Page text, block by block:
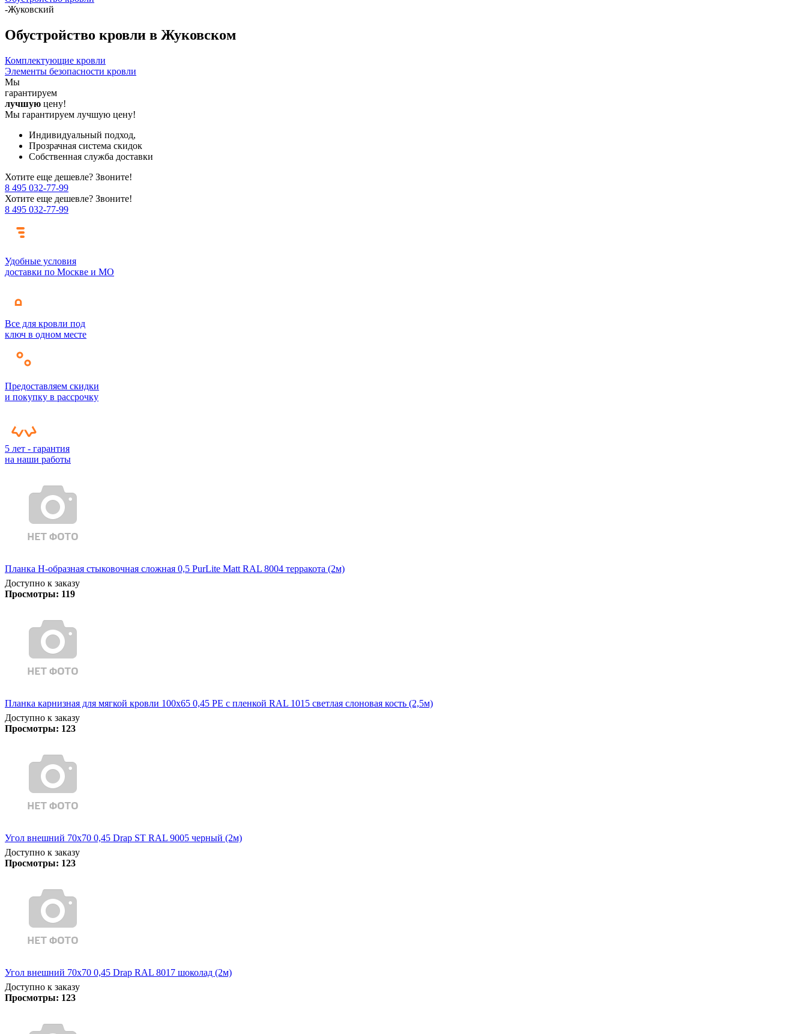
-Жуковский
Обустройство кровли в Жуковском
Комплектующие кровли
Элементы безопасности кровли
Мы
гарантируем
лучшую цену!
Мы гарантируем лучшую цену!
Индивидуальный подход,
Прозрачная система скидок
Собственная служба доставки
Хотите еще дешевле? Звоните!
8 495 032-77-99
Хотите еще дешевле? Звоните!
8 495 032-77-99
Удобные условия
доставки по Москве и МО
Все для кровли под
ключ в одном месте
Предоставляем скидки
и покупку в рассрочку
5 лет - гарантия
на наши работы
Планка Н-образная стыковочная сложная 0,5 PurLite Matt RAL 8004 терракота (2м)
Доступно к заказу
Просмотры: 119
Планка карнизная для мягкой кровли 100х65 0,45 PE с пленкой RAL 1015 светлая слоновая кость (2,5м)
Доступно к заказу
Просмотры: 123
Угол внешний 70х70 0,45 Drap ST RAL 9005 черный (2м)
Доступно к заказу
Просмотры: 123
Угол внешний 70х70 0,45 Drap RAL 8017 шоколад (2м)
Доступно к заказу
Просмотры: 123